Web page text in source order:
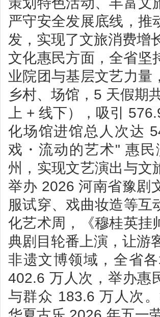
严守安全发展底线，推
发，实现了文旅消费增
文化惠民方面，全省坚
业院团与基层文艺力量
乡村、场馆，5 天假期
上 + 线下），吸引
化场馆进馆总人次达
戏・流动的艺术" 惠
州，实现文艺演出与文
举办 2026 河南省豫剧
服试穿、戏曲妆造等互
化艺术周，《穆桂英挂
典剧目轮番上演，让游
非遗文博领域，全省
402.6 万人次，举办惠
与群众 183.6 万人次